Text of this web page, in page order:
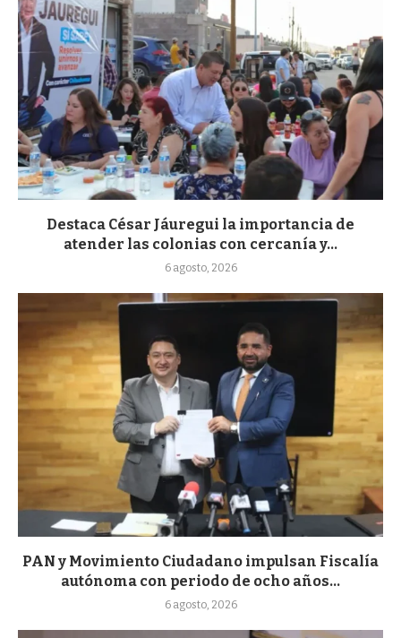
Destaca César Jáuregui la importancia de
atender las colonias con cercanía y...
6 agosto, 2026
PAN y Movimiento Ciudadano impulsan Fiscalía
autónoma con periodo de ocho años...
6 agosto, 2026